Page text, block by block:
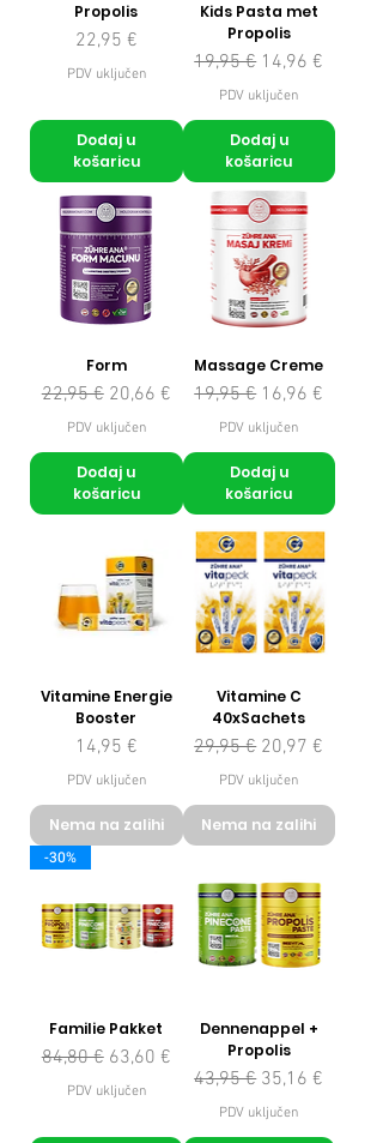
Propolis
Cijena
22,95 €
PDV uključen
Dodaj u
košaricu
Kids Pasta met
Propolis
Redovna cijena
19,95 € Cijena s
14,96 €
PDV uključen
Dodaj u
košaricu
Form
Redovna cijena
22,95 € Cijena s popustom
20,66 €
PDV uključen
Dodaj u
košaricu
Massage Creme
Redovna cijena
19,95 € Cijena s
16,96 €
PDV uključen
Dodaj u
košaricu
Vitamine Energie
Booster
Cijena
14,95 €
PDV uključen
Nema na zalihi
Vitamine C
40xSachets
Redovna cijena
29,95 € Cijena s
20,97 €
PDV uključen
Nema na zalihi
-30%
Familie Pakket
Redovna cijena
84,80 € Cijena s popustom
63,60 €
PDV uključen
Dennenappel +
Propolis
Redovna cijena
43,95 € Cijena s
35,16 €
PDV uključen